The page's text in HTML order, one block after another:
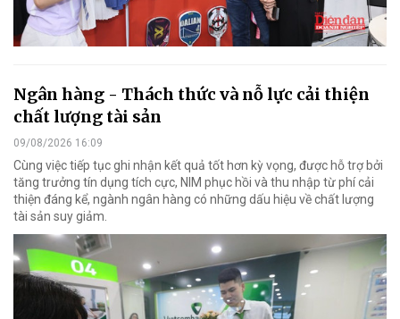
Ngân hàng - Thách thức và nỗ lực cải thiện
chất lượng tài sản
09/08/2026 16:09
Cùng việc tiếp tục ghi nhận kết quả tốt hơn kỳ vọng, được hỗ trợ bởi
tăng trưởng tín dụng tích cực, NIM phục hồi và thu nhập từ phí cải
thiện đáng kể, ngành ngân hàng có những dấu hiệu về chất lượng
tài sản suy giảm.